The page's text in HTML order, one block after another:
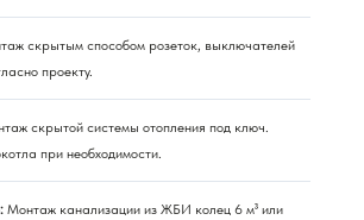
скрытым способом розеток, выключателей
проекту.
скрытой системы отопления под ключ.
при необходимости.
Монтаж канализации из ЖБИ колец 6 м³ или